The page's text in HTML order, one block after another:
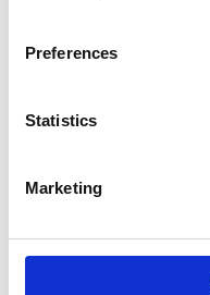
Preferences
Statistics
Marketing